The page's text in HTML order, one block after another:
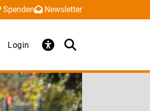
Spenden Newsletter
Login